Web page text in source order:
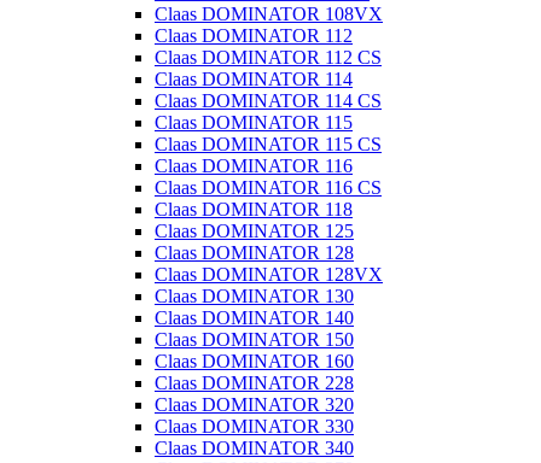
Claas DOMINATOR 108VX
Claas DOMINATOR 112
Claas DOMINATOR 112 CS
Claas DOMINATOR 114
Claas DOMINATOR 114 CS
Claas DOMINATOR 115
Claas DOMINATOR 115 CS
Claas DOMINATOR 116
Claas DOMINATOR 116 CS
Claas DOMINATOR 118
Claas DOMINATOR 125
Claas DOMINATOR 128
Claas DOMINATOR 128VX
Claas DOMINATOR 130
Claas DOMINATOR 140
Claas DOMINATOR 150
Claas DOMINATOR 160
Claas DOMINATOR 228
Claas DOMINATOR 320
Claas DOMINATOR 330
Claas DOMINATOR 340